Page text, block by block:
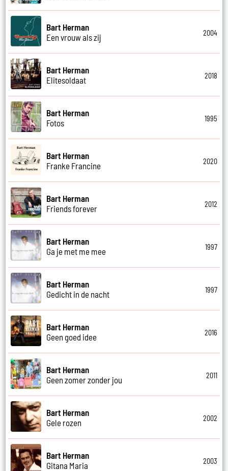
Bart Herman
Een vrouw als zij
2004
Bart Herman
Elitesoldaat
2018
Bart Herman
Fotos
1995
Bart Herman
Franke Francine
2020
Bart Herman
Friends forever
2012
Bart Herman
Ga je met me mee
1997
Bart Herman
Gedicht in de nacht
1997
Bart Herman
Geen goed idee
2016
Bart Herman
Geen zomer zonder jou
2011
Bart Herman
Gele rozen
2002
Bart Herman
Gitana Maria
2003